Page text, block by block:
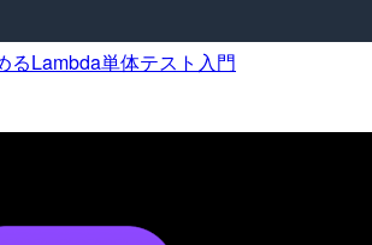
るLambda単体テスト入門